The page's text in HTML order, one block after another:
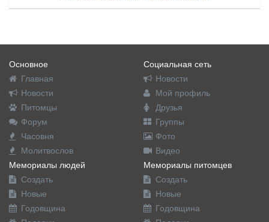
Основное
Главная
Новости
Питомцы
Форум
Часовня
Молитвослов
Социальная сеть
Новости
Мой профиль
Друзья
Группы
Фото
Видео
Мемориалы людей
Создать
Новые
Годовщина
Мемориалы питомцев
Создать
Новые
Годовщина